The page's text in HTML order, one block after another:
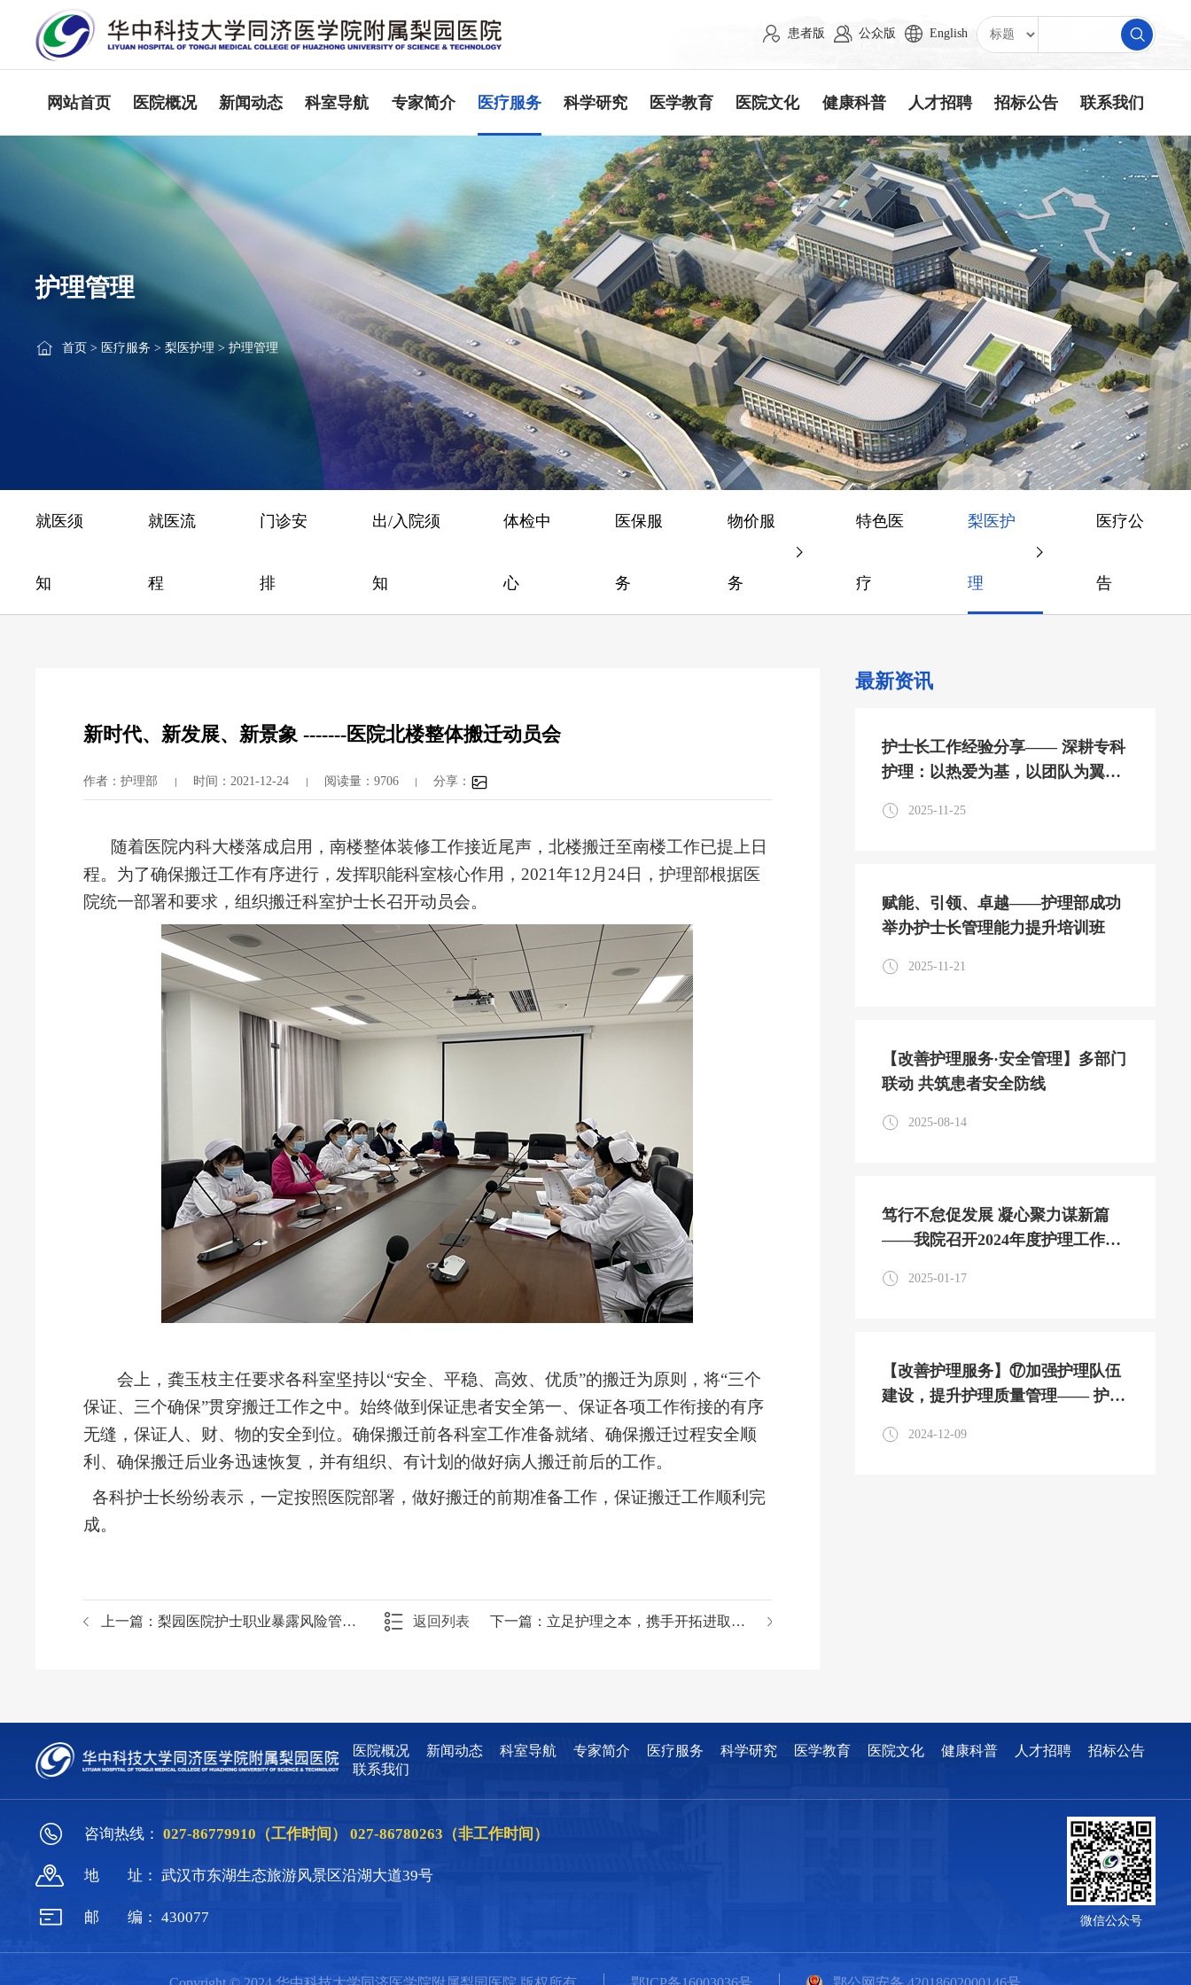
患者版 公众版 English
网站首页 医院概况 新闻动态 科室导航 专家简介 医疗服务 科学研究 医学教育 医院文化 健康科普 人才招聘 招标公告 联系我们
护理管理
首页 > 医疗服务 >梨医护理 >护理管理
就医须
知
就医流
程
门诊安
排
出/入院须
知
体检中
心
医保服
务
物价服
务
特色医
疗
梨医护
理
医疗公
告
新时代、新发展、新景象 -------医院北楼整体搬迁动员会
作者：护理部 时间：2021-12-24 阅读量：9706 分享：
随着医院内科大楼落成启用，南楼整体装修工作接近尾声，北楼搬迁至南楼工作已提上日
程。为了确保搬迁工作有序进行，发挥职能科室核心作用， 2021年12月24日，护理部根据医
院统一部署和要求，组织搬迁科室护士长召开动员会。
会上，龚玉枝主任要求各科室坚持以“安全、平稳、高效、优质”的搬迁为原则，将“三个
保证、三个确保”贯穿搬迁工作之中。始终做到保证患者安全第一、保证各项工作衔接的有序
无缝，保证人、财、物的安全到位。确保搬迁前各科室工作准备就绪、确保搬迁过程安全顺
利、确保搬迁后业务迅速恢复，并有组织、有计划的做好病人搬迁前后的工作。
各科护士长纷纷表示，一定按照医院部署，做好搬迁的前期准备工作，保证搬迁工作顺利完
成。
上一篇： 梨园医院护士职业暴露风险管理培训 返回列表 立足护理之本，携手开拓进取——梨园医院护理部召开2017年度护理工作总结
下一篇：
最新资讯
护士长工作经验分享—— 深耕专科
护理：以热爱为基，以团队为翼共
2025-11-25
赋能、引领、卓越——护理部成功
举办护士长管理能力提升培训班
2025-11-21
【改善护理服务·安全管理】多部门
联动 共筑患者安全防线
2025-08-14
笃行不怠促发展 凝心聚力谋新篇
——我院召开2024年度护理工作总
2025-01-17
【改善护理服务】⑰加强护理队伍
建设，提升护理质量管理—— 护理
2024-12-09
医院概况 新闻动态 科室导航 专家简介 医疗服务 科学研究 医学教育 医院文化 健康科普 人才招聘
招标公告
联系我们
咨询热线： 027-86779910（工作时间）027-86780263（非工作时间）
地 址： 武汉市东湖生态旅游风景区沿湖大道39号
邮 编： 430077 微信公众号